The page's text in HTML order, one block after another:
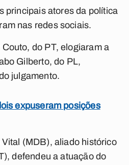
principais atores da política
nas redes sociais.
do PT, elogiaram a
Gilberto, do PL,
julgamento.
expuseram posições
(MDB), aliado histórico
defendeu a atuação do